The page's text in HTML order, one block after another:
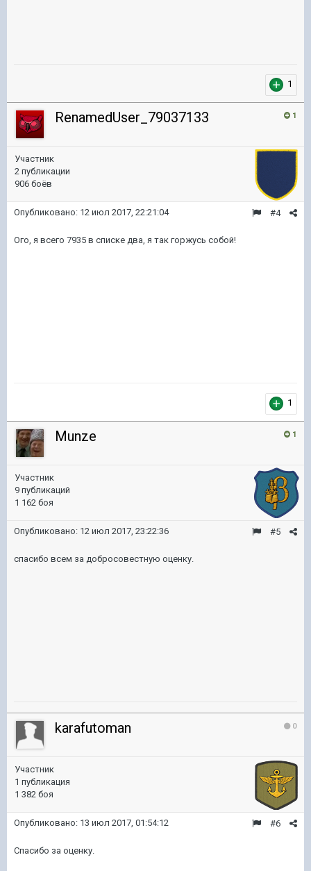
1
1
RenamedUser_79037133
Участник
2 публикации
906 боёв
#4
Опубликовано: 12 июл 2017, 22:21:04
Ого, я всего 7935 в списке два, я так горжусь собой!
1
1
Munze
Участник
9 публикаций
1 162 боя
#5
Опубликовано: 12 июл 2017, 23:22:36
спасибо всем за добросовестную оценку.
0
karafutoman
Участник
1 публикация
1 382 боя
#6
Опубликовано: 13 июл 2017, 01:54:12
Спасибо за оценку.